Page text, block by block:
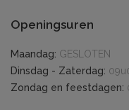
Openingsuren
Maandag: GESLOTEN
Dinsdag - Zaterdag:
Zondag en feestdagen: